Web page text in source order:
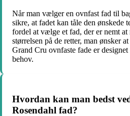
Når man vælger en ovnfast fad til
sikre, at fadet kan tåle den ønskede
fordel at vælge et fad, der er nemt at
størrelsen på de retter, man ønsker
Grand Cru ovnfaste fade er
behov.
Hvordan kan man bedst
Rosendahl fad?